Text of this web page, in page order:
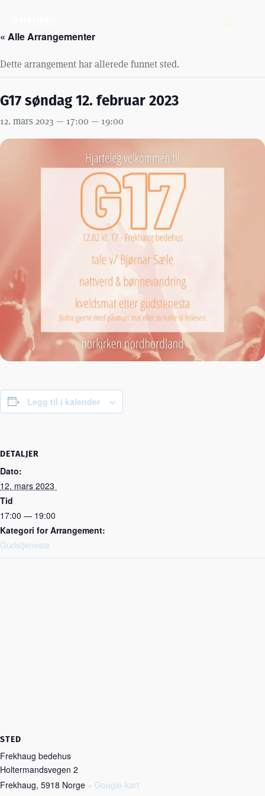
innholdet
« Alle Arrangementer
Dette arrangement har allerede funnet sted.
G17 søndag 12. februar 2023
12. mars 2023 — 17:00 — 19:00
Legg til i kalender
DETALJER
Dato:
12. mars 2023
Tid
17:00 — 19:00
Kategori for Arrangement:
Gudstjeneste
STED
Frekhaug bedehus
Holtermandsvegen 2
Frekhaug, 5918 Norge + Google-kart